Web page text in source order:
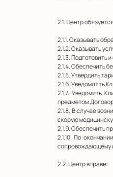
2.1. Центр
2.1.1. Оказывать
2.1.2. Оказывать
2.1.3. Подготовить
2.1.4. Обеспечить
2.1.5. Утвердить
2.1.6. Уведомлять
2.1.7. Уведомить
предметом
2.1.8. В случае
скорую
2.1.9. Обеспечить
2.1.10. По
сопровождающему
2.2. Центр вправе: